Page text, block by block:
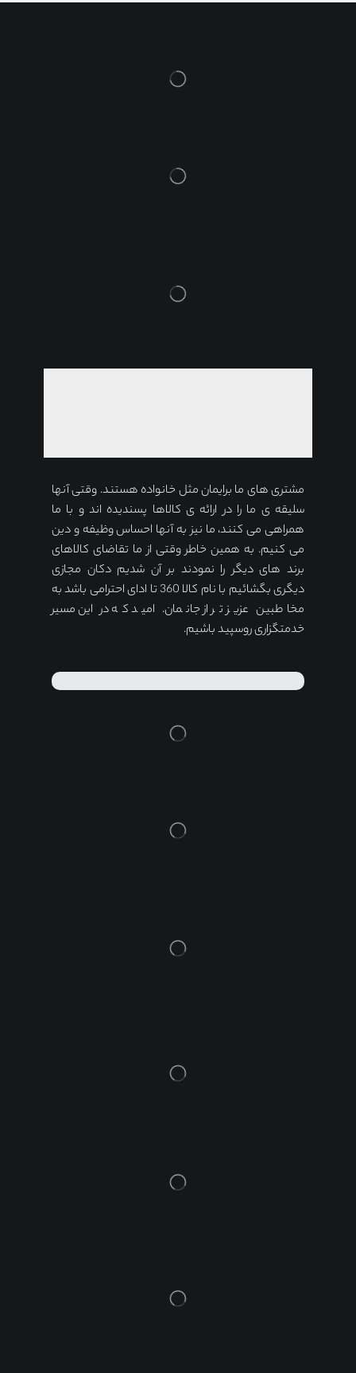
مشتری های ما برایمان مثل خانواده هستند. وقتی آنها
سلیقه ی ما را در ارائه ی کالاها پسندیده اند و با ما
همراهی می کنند، ما نیز به آنها احساس وظیفه و دین
می کنیم. به همین خاطر وقتی از ما تقاضای کالاهای
برند های دیگر را نمودند بر آن شدیم دکان مجازی
دیگری بگشائیم با نام کالا 360 تا ادای احترامی باشد به
مخاطبین عزیز تر از جانمان. امید که در این مسیر
خدمتگزاری روسپید باشیم.